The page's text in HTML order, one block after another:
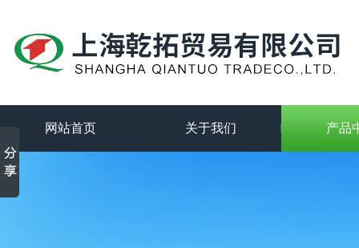
网站首页 关于我们 产品